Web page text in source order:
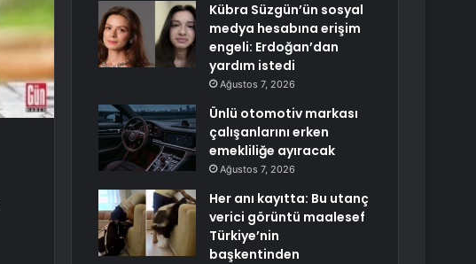
Kübra Süzgün’ün sosyal
medya hesabına erişim
engeli: Erdoğan’dan
yardım istedi
Ağustos 7, 2026
Ünlü otomotiv markası
çalışanlarını erken
emekliliğe ayıracak
Ağustos 7, 2026
Her anı kayıtta: Bu utanç
verici görüntü maalesef
Türkiye’nin
başkentinden